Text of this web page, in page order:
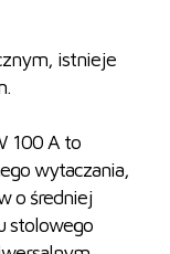
istnieje
100 A to
wytaczania,
o średniej
stolowego